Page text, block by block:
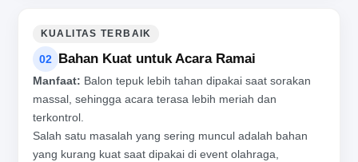
KUALITAS TERBAIK
02 Bahan Kuat untuk Acara Ramai
Manfaat: Balon tepuk lebih tahan dipakai saat sorakan
massal, sehingga acara terasa lebih meriah dan
terkontrol.
Salah satu masalah yang sering muncul adalah bahan
yang kurang kuat saat dipakai di event olahraga,